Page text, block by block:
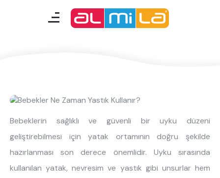
çocuk/bebek odası akıllı mobilyalar
tamamlayıcılar
Bebekler Ne Zaman Yastık
Kullanır?
Bebeklerin sağlıklı ve güvenli bir uyku düzeni
geliştirebilmesi için yatak ortamının doğru şekilde
hazırlanması son derece önemlidir. Uyku sırasında
kullanılan yatak, nevresim ve yastık gibi unsurlar hem